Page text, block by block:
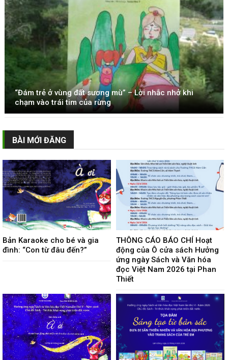
“Đám trẻ ở vùng đất sương mù” – Lời nhắc nhở khi
chạm vào trái tim của rừng
BÀI MỚI ĐĂNG
Bản Karaoke cho bé và gia
đình: “Con từ đâu đến?”
THÔNG CÁO BÁO CHÍ Hoạt
động của Ô cửa sách Hưởng
ứng ngày Sách và Văn hóa
đọc Việt Nam 2026 tại Phan
Thiết